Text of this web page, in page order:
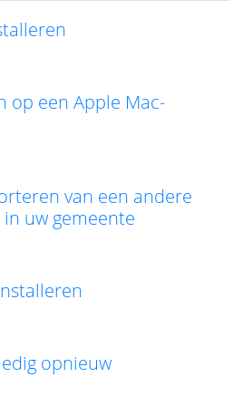
op een Apple Mac-
van een andere
uw gemeente
opnieuw